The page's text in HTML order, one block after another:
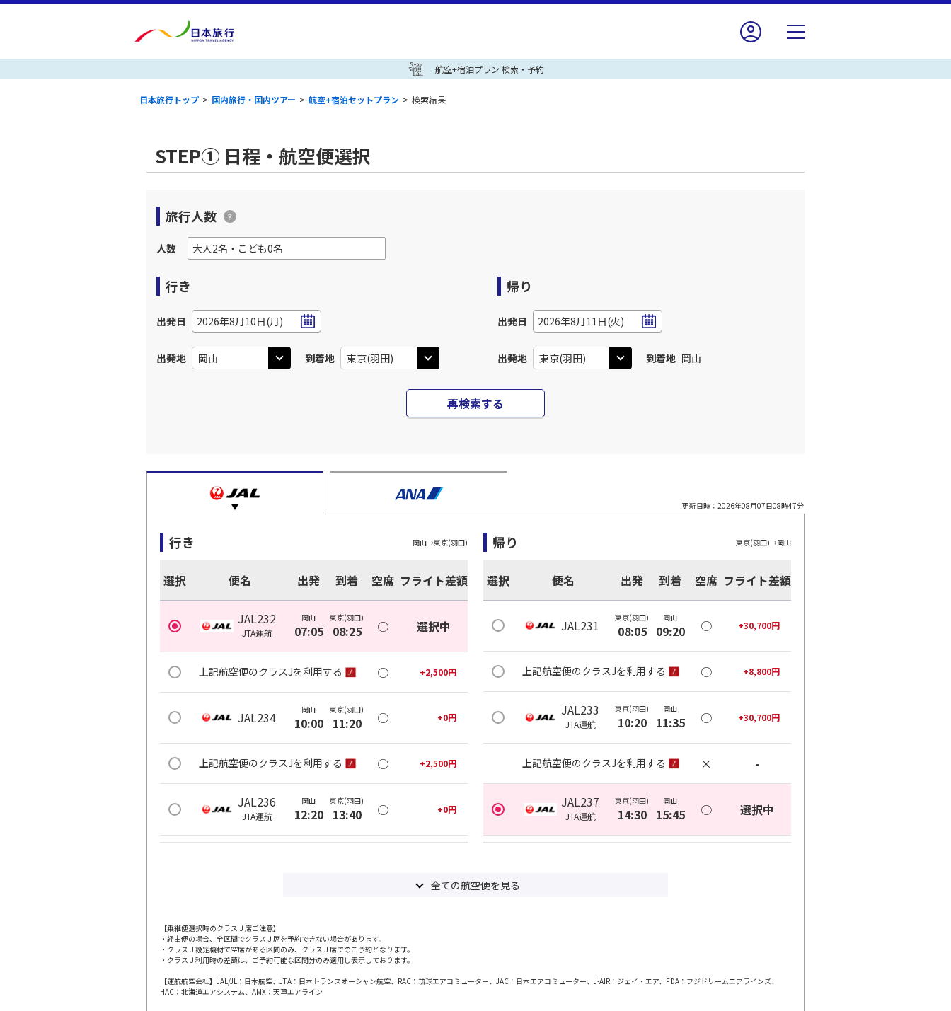
航空+宿泊プラン 検索・予約
日本旅行トップ > 国内旅行・国内ツアー > 航空+宿泊セットプラン > 検索結果
STEP① 日程・航空便選択
旅行人数
人数
行き
出発日 2026年8月10日(月)
出発地 到着地
帰り
出発日 2026年8月11日(火)
出発地 到着地 岡山
再検索する
更新日時： 2026年08月07日08時47分
行き 岡山→東京(羽田)
選択 便名 出発 到着 空席 フライト差額
JAL232
JTA運航
岡山
07:05
東京(羽田)
08:25 ○ 選択中
上記航空便のクラスJを利用する ○ +2,500円
JAL234 岡山
10:00
東京(羽田)
11:20 ○ +0円
上記航空便のクラスJを利用する ○ +2,500円
JAL236
JTA運航
岡山
12:20
東京(羽田)
13:40 ○ +0円
上記航空便のクラスJを利用する ○
JAL242 岡山
19:15
東京(羽田)
帰り 東京(羽田)→岡山
選択 便名 出発 到着 空席 フライト差額
JAL231 東京(羽田)
08:05
岡山
09:20 ○ +30,700円
上記航空便のクラスJを利用する ○ +8,800円
JAL233
JTA運航
東京(羽田)
10:20
岡山
11:35 ○ +30,700円
上記航空便のクラスJを利用する × -
JAL237
JTA運航
東京(羽田)
14:30
岡山
15:45 ○ 選択中
JAL241 東京(羽田) 岡山
全ての航空便を見る
【乗継便選択時のクラスＪ席ご注意】
・経由便の場合、全区間でクラスＪ席を予約できない場合があります。
・クラスＪ設定機材で空席がある区間のみ、クラスＪ席でのご予約となります。
・クラスＪ利用時の差額は、ご予約可能な区間分のみ適用し表示しております。
【運航航空会社】JAL/JL：日本航空、JTA：日本トランスオーシャン航空、RAC：琉球エアコミューター、JAC：日本エアコミューター、J-AIR：ジェイ・エア、FDA：フジドリームエアラインズ、
HAC：北海道エアシステム、AMX：天草エアライン